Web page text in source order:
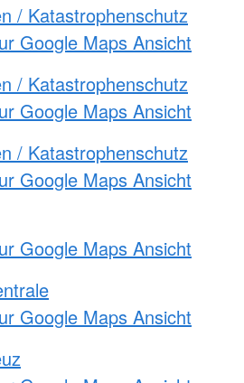
/ Katastrophenschutz
Google Maps Ansicht
/ Katastrophenschutz
Google Maps Ansicht
/ Katastrophenschutz
Google Maps Ansicht
Google Maps Ansicht
Google Maps Ansicht